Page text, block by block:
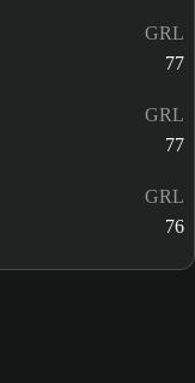
GRL
77
GRL
77
GRL
76